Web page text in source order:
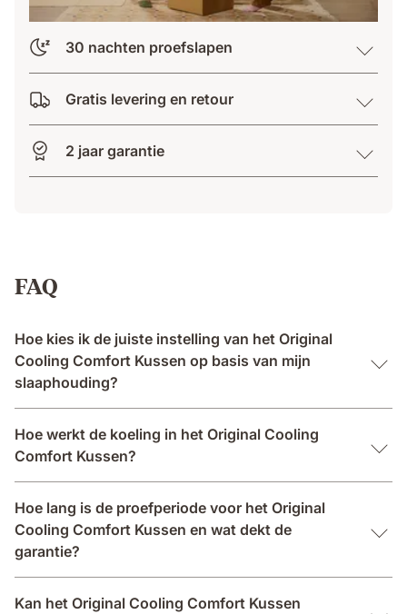
30 nachten proefslapen
Gratis levering en retour
2 jaar garantie
FAQ
Hoe kies ik de juiste instelling van het Original
Cooling Comfort Kussen op basis van mijn
slaaphouding?
Hoe werkt de koeling in het Original Cooling
Comfort Kussen?
Hoe lang is de proefperiode voor het Original
Cooling Comfort Kussen en wat dekt de
garantie?
Kan het Original Cooling Comfort Kussen